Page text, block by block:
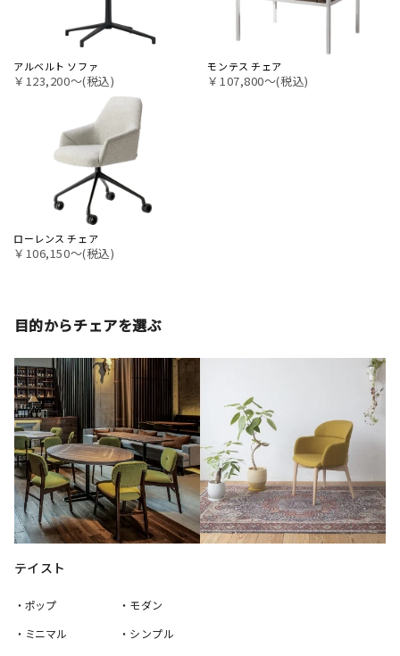
アルベルト ソファ
￥123,200〜(税込)
モンテス チェア
￥107,800〜(税込)
ローレンス チェア
￥106,150〜(税込)
目的からチェアを選ぶ
テイスト
・ポップ
・ミニマル
・モダン
・シンプル